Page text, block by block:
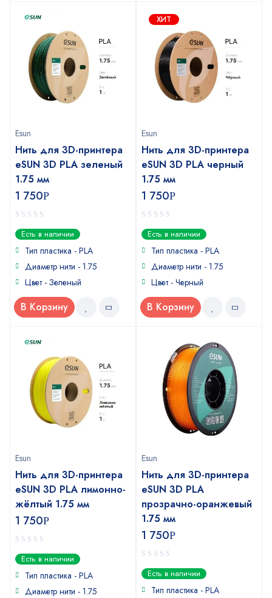
Esun
Нить для 3D-принтера
eSUN 3D PLA зеленый
1.75 мм
1 750Р
0
out
of
Есть в наличии
Тип пластика - PLA
Диаметр нити - 1.75
Цвет - Зеленый
В Корзину
ХИТ
Esun
Нить для 3D-принтера
eSUN 3D PLA черный
1.75 мм
1 750Р
0
out
of
Есть в наличии
Тип пластика - PLA
Диаметр нити - 1.75
Цвет - Черный
В Корзину
Esun
Нить для 3D-принтера
eSUN 3D PLA лимонно-
жёлтый 1.75 мм
1 750Р
0
out
of
Есть в наличии
Тип пластика - PLA
Диаметр нити - 1.75
Esun
Нить для 3D-принтера
eSUN 3D PLA
прозрачно-оранжевый
1.75 мм
1 750Р
0
out
of
Есть в наличии
Тип пластика - PLA